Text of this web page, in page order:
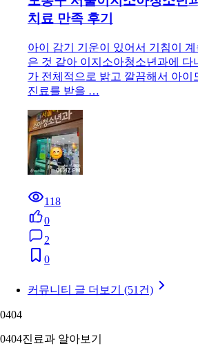
치료 만족 후기
아이 감기 기운이 있어서 기침이
은 것 같아 이지소아청소년과에 다
가 전체적으로 밝고 깔끔해서 아이
진료를 받을 …
118
0
2
0
커뮤니티 글 더보기 (51건)
0404
0404진료과 알아보기